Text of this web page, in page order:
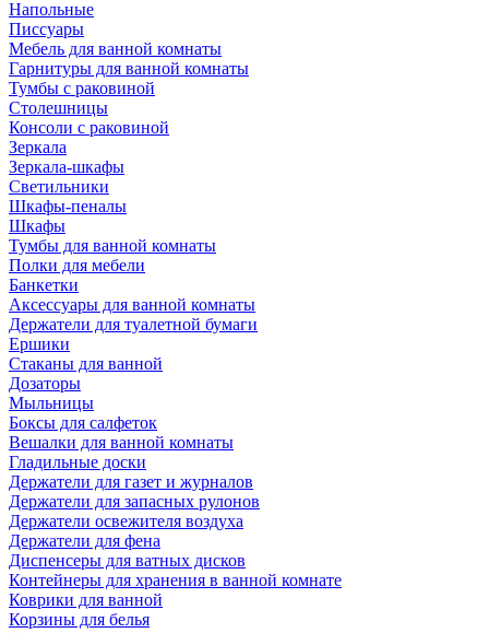
Напольные
Писсуары
Мебель для ванной комнаты
Гарнитуры для ванной комнаты
Тумбы с раковиной
Столешницы
Консоли с раковиной
Зеркала
Зеркала-шкафы
Светильники
Шкафы-пеналы
Шкафы
Тумбы для ванной комнаты
Полки для мебели
Банкетки
Аксессуары для ванной комнаты
Держатели для туалетной бумаги
Ершики
Стаканы для ванной
Дозаторы
Мыльницы
Боксы для салфеток
Вешалки для ванной комнаты
Гладильные доски
Держатели для газет и журналов
Держатели для запасных рулонов
Держатели освежителя воздуха
Держатели для фена
Диспенсеры для ватных дисков
Контейнеры для хранения в ванной комнате
Коврики для ванной
Корзины для белья